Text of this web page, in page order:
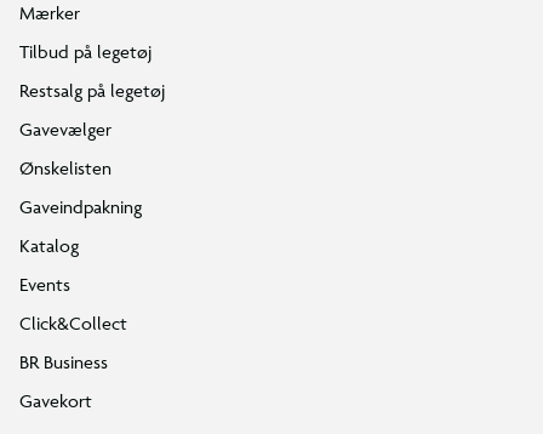
Mærker
Tilbud på legetøj
Restsalg på legetøj
Gavevælger
Ønskelisten
Gaveindpakning
Katalog
Events
Click&Collect
BR Business
Gavekort